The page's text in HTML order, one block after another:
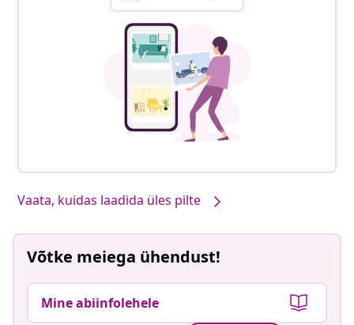
Vaata, kuidas laadida üles pilte
Võtke meiega ühendust!
Mine abiinfolehele